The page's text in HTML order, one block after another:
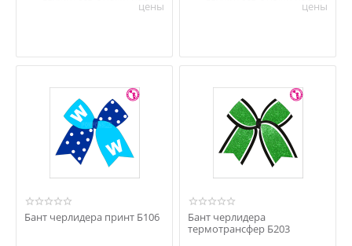
цены цены
Бант черлидера принт Б106
Бант черлидера
термотрансфер Б203